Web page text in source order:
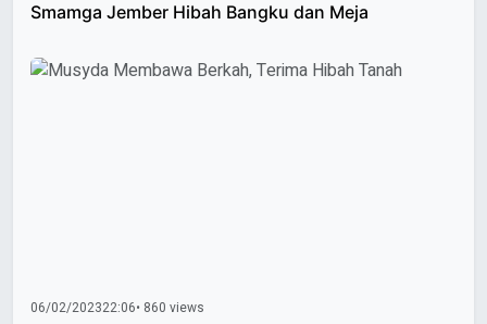
Smamga Jember Hibah Bangku dan Meja
06/02/202322:06• 860 views